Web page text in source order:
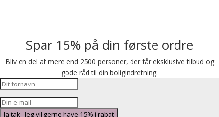
Spar 15% på din første ordre
Bliv en del af mere end 2500 personer, der får eksklusive tilbud og
gode råd til din boligindretning.
Ja tak - Jeg vil gerne have 15% i rabat